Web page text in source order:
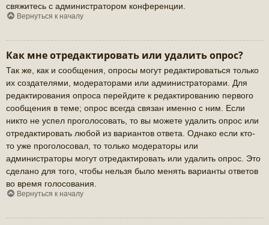
свяжитесь с администратором конференции.
Вернуться к началу
Как мне отредактировать или удалить опрос?
Так же, как и сообщения, опросы могут редактироваться только
их создателями, модераторами или администраторами. Для
редактирования опроса перейдите к редактированию первого
сообщения в теме; опрос всегда связан именно с ним. Если
никто не успел проголосовать, то вы можете удалить опрос или
отредактировать любой из вариантов ответа. Однако если кто-
то уже проголосовал, то только модераторы или
администраторы могут отредактировать или удалить опрос. Это
сделано для того, чтобы нельзя было менять варианты ответов
во время голосования.
Вернуться к началу